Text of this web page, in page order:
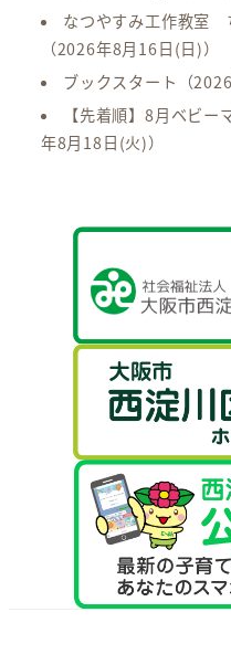
なつやすみ工作教室
（2026年8月16日(日)）
ブックスタート
（
【先着順】8月ベビ
年8月18日(火)）